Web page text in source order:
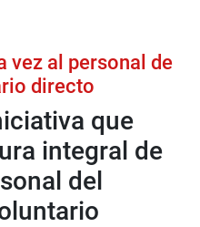
vez al personal de
directo
que
integral de
del